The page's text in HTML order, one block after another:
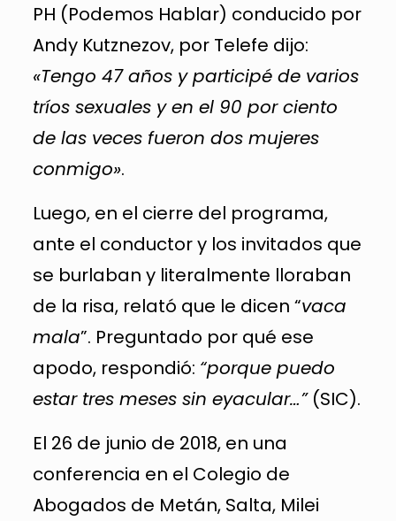
PH (Podemos Hablar) conducido por
Andy Kutznezov, por Telefe dijo:
«Tengo 47 años y participé de varios
tríos sexuales y en el 90 por ciento
de las veces fueron dos mujeres
conmigo».
Luego, en el cierre del programa,
ante el conductor y los invitados que
se burlaban y literalmente lloraban
de la risa, relató que le dicen “vaca
mala”. Preguntado por qué ese
apodo, respondió: “porque puedo
estar tres meses sin eyacular…”(SIC).
El 26 de junio de 2018, en una
conferencia en el Colegio de
Abogados de Metán, Salta, Milei